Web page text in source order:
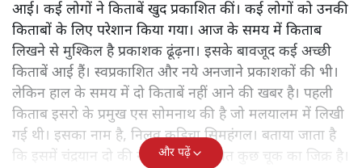
आई। कई लोगों ने किताबें खुद प्रकाशित कीं। कई लोगों को उनकी
किताबों के लिए परेशान किया गया। आज के समय में किताब
लिखने से मुश्किल है प्रकाशक ढूंढ़ना। इसके बावजूद कई अच्छी
किताबें आई हैं। स्वप्रकाशित और नये अनजाने प्रकाशकों की भी।
लेकिन हाल के समय में दो किताबें नहीं आने की खबर है। पहली
किताब इसरो के प्रमुख एस सोमनाथ की है जो मलयालम में लिखी
गई थी। इसका नाम है, निलवु कुडिचा सिमहंगल। बताया जाता है
कि इसमें चंद्रयान दो की नाकामी से संबंधित कुछ चूक का जिक्र है।
और पढ़ें